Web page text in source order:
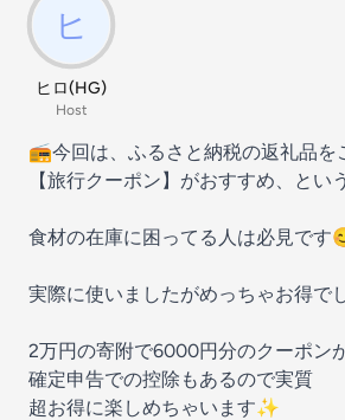
ヒロ(HG)
Host
📻今回は、ふるさと納税の返礼品を
【旅行クーポン】がおすすめ、とい
食材の在庫に困ってる人は必見です
実際に使いましたがめっちゃお得で
2万円の寄附で6000円分のクーポン
確定申告での控除もあるので実質
超お得に楽しめちゃいます✨